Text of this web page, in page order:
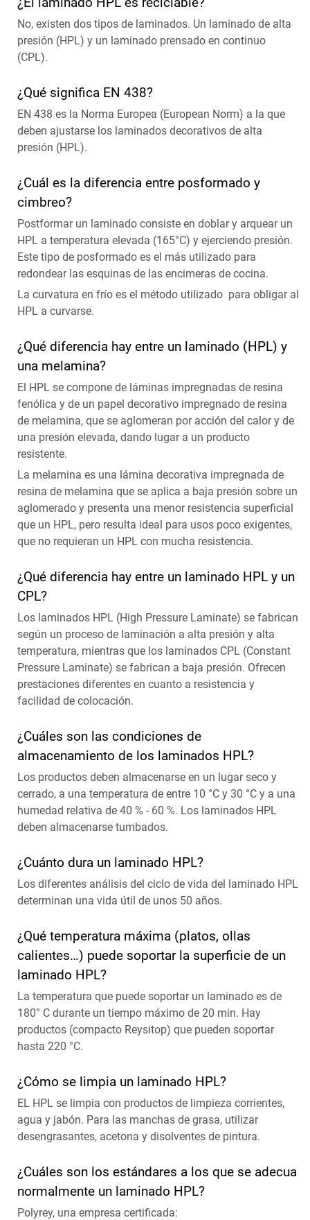
No, existen dos tipos de laminados. Un laminado de alta
presión (HPL) y un laminado prensado en continuo
(CPL).
¿Qué significa EN 438?
EN 438 es la Norma Europea (European Norm) a la que
deben ajustarse los laminados decorativos de alta
presión (HPL).
¿Cuál es la diferencia entre posformado y
cimbreo?
Postformar un laminado consiste en doblar y arquear un
HPL a temperatura elevada (165°C) y ejerciendo presión.
Este tipo de posformado es el más utilizado para
redondear las esquinas de las encimeras de cocina.
La curvatura en frío es el método utilizado para obligar al
HPL a curvarse.
¿Qué diferencia hay entre un laminado (HPL) y
una melamina?
El HPL se compone de láminas impregnadas de resina
fenólica y de un papel decorativo impregnado de resina
de melamina, que se aglomeran por acción del calor y de
una presión elevada, dando lugar a un producto
resistente.
La melamina es una lámina decorativa impregnada de
resina de melamina que se aplica a baja presión sobre un
aglomerado y presenta una menor resistencia superficial
que un HPL, pero resulta ideal para usos poco exigentes,
que no requieran un HPL con mucha resistencia.
¿Qué diferencia hay entre un laminado HPL y un
CPL?
Los laminados HPL (High Pressure Laminate) se fabrican
según un proceso de laminación a alta presión y alta
temperatura, mientras que los laminados CPL (Constant
Pressure Laminate) se fabrican a baja presión. Ofrecen
prestaciones diferentes en cuanto a resistencia y
facilidad de colocación.
¿Cuáles son las condiciones de
almacenamiento de los laminados HPL?
Los productos deben almacenarse en un lugar seco y
cerrado, a una temperatura de entre 10 °C y 30 °C y a una
humedad relativa de 40 % - 60 %. Los laminados HPL
deben almacenarse tumbados.
¿Cuánto dura un laminado HPL?
Los diferentes análisis del ciclo de vida del laminado HPL
determinan una vida útil de unos 50 años.
¿Qué temperatura máxima (platos, ollas
calientes…) puede soportar la superficie de un
laminado HPL?
La temperatura que puede soportar un laminado es de
180° C durante un tiempo máximo de 20 min. Hay
productos (compacto Reysitop) que pueden soportar
hasta 220 °C.
¿Cómo se limpia un laminado HPL?
EL HPL se limpia con productos de limpieza corrientes,
agua y jabón. Para las manchas de grasa, utilizar
desengrasantes, acetona y disolventes de pintura.
¿Cuáles son los estándares a los que se adecua
normalmente un laminado HPL?
Polyrey, una empresa certificada: